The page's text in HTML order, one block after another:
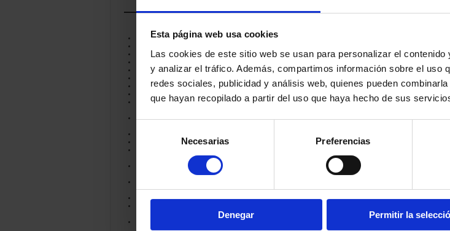
Esta página web usa cookies
Las cookies de este sitio web se usan para personalizar el
y analizar el tráfico. Además, compartimos información sobre el uso
redes sociales, publicidad y análisis web, quienes pueden
que hayan recopilado a partir del uso que haya hecho de sus
consentimiento
Necesarias Preferencias
Denegar Permitir la
AHUMADO
ESPECIADO
LÁCTICO
OTROS
PASTA BLANDA
PASTA BLANDA DE
PASTA BLANDA DE
PASTA COMPACTADA
PASTA COMPACTADA Y
CORTEZA ENMOHECIDA
CORTEZA LAVADA
PASTA HILADA